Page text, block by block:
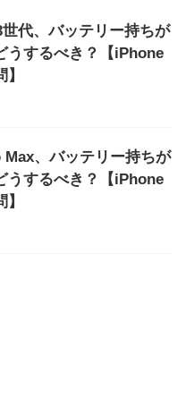
代、バッテリー持ちが
うするべき？【iPhone
、バッテリー持ちが
うするべき？【iPhone